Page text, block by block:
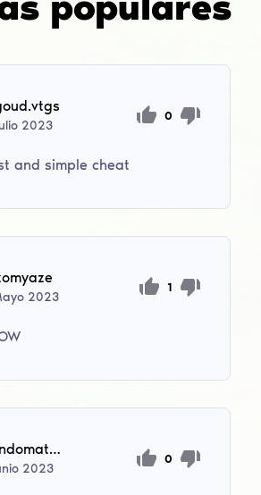
2023
0
and simple cheat
2023
1
rotondomattia8
2023
0